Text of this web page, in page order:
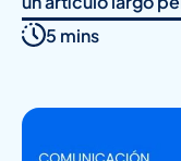
5 mins